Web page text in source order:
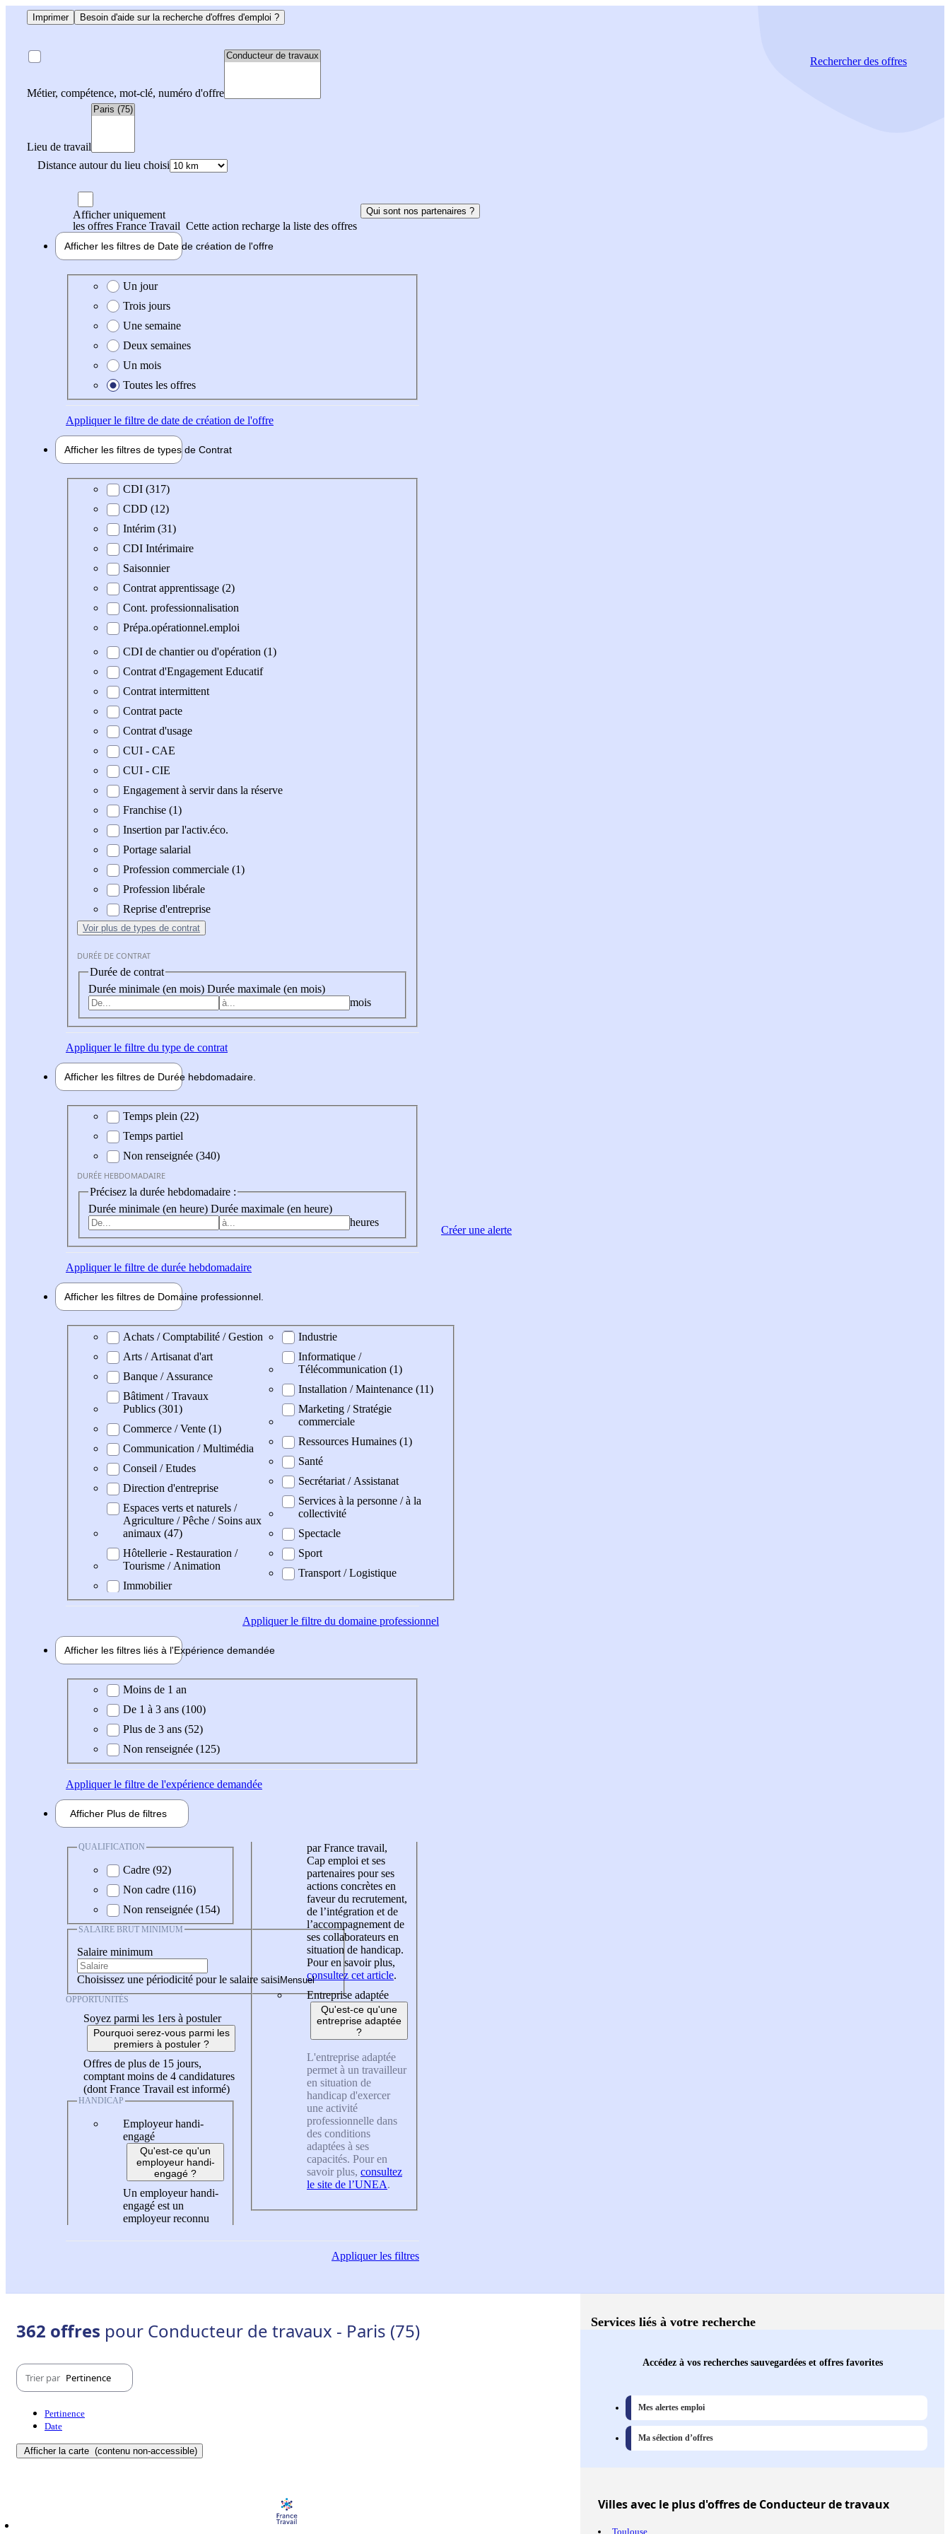
Imprimer Besoin d'aide sur la recherche d'offres d'emploi ?
Métier, compétence, mot-clé, numéro d'offre
Lieu de travail
Distance autour du lieu choisi
Rechercherdes offres
Afficher uniquement
les offres France Travail Cette action recharge la liste des offres
Qui sont nos partenaires ?
Afficher les filtres de Date de création de l'offre
Date de création de l'offre
Un jour
Trois jours
Une semaine
Deux semaines
Un mois
Toutes les offres
Appliquerle filtre de date de création de l'offre
Afficher les filtres de types de Contrat
Type de contratCDI (317)
CDD (12)
Intérim (31)
CDI Intérimaire
Saisonnier
Contrat apprentissage (2)
Cont. professionnalisation
Prépa.opérationnel.emploi
CDI de chantier ou d'opération (1)
Contrat d'Engagement Educatif
Contrat intermittent
Contrat pacte
Contrat d'usage
CUI - CAE
CUI - CIE
Engagement à servir dans la réserve
Franchise (1)
Insertion par l'activ.éco.
Portage salarial
Profession commerciale (1)
Profession libérale
Reprise d'entreprise
Voir plus de types de contrat
DURÉE DE CONTRAT
Durée de contrat
Durée minimale (en mois) Durée maximale (en mois)
mois
Appliquerle filtre du type de contrat
Afficher les filtres de Durée hebdomadaire
Durée hebdomadaire
Temps plein (22)
Temps partiel
Non renseignée (340)
DURÉE HEBDOMADAIRE
Précisez la durée hebdomadaire :
Durée minimale (en heure) Durée maximale (en heure)
heures
Appliquerle filtre de durée hebdomadaire
Afficher les filtres de Domaine professionnel
Domaine professionel
Achats / Comptabilité / Gestion
Arts / Artisanat d'art
Banque / Assurance
Bâtiment / Travaux
Publics (301)
Commerce / Vente (1)
Communication / Multimédia
Conseil / Etudes
Direction d'entreprise
Espaces verts et naturels /
Agriculture / Pêche / Soins aux
animaux (47)
Hôtellerie - Restauration /
Tourisme / Animation
Immobilier
Industrie
Informatique /
Télécommunication (1)
Installation / Maintenance (11)
Marketing / Stratégie
commerciale
Ressources Humaines (1)
Santé
Secrétariat / Assistanat
Services à la personne / à la
collectivité
Spectacle
Sport
Transport / Logistique
Appliquerle filtre du domaine professionnel
Afficher les filtres liés à l'Expérience demandée
Expérience demandée
Moins de 1 an
De 1 à 3 ans (100)
Plus de 3 ans (52)
Non renseignée (125)
Appliquerle filtre de l'expérience demandée
Afficher Plus de filtres
QUALIFICATION
Cadre (92)
Non cadre (116)
Non renseignée (154)
SALAIRE BRUT MINIMUM
Salaire minimum
Choisissez une périodicité pour le salaire saisi
OPPORTUNITÉS
Soyez parmi les 1ers à postuler
Pourquoi serez-vous parmi les
premiers à postuler ?
Offres de plus de 15 jours,
comptant moins de 4 candidatures
(dont France Travail est informé)
HANDICAP
Employeur handi-
engagé
Qu'est-ce qu'un
employeur handi-
engagé ?
Un employeur handi-
engagé est un
employeur reconnu
par France travail,
Cap emploi et ses
partenaires pour ses
actions concrètes en
faveur du recrutement,
de l’intégration et de
l’accompagnement de
ses collaborateurs en
situation de handicap.
Pour en savoir plus,
consultez cet article.
Entreprise adaptée
Qu'est-ce qu'une
entreprise adaptée
?
L'entreprise adaptée
permet à un travailleur
en situation de
handicap d'exercer
une activité
professionnelle dans
des conditions
adaptées à ses
capacités. Pour en
savoir plus, consultez
le site de l’UNEA.
Appliquerles filtres
Créer une alerte
362 offres pour Conducteur de travaux - Paris (75)
Trier par Pertinence
Pertinence
Date
Afficher la carte (contenu non-accessible)
Services liés à votre recherche
Accédez à vos recherches sauvegardées et offres favorites
Mes alertes emploi
Ma sélection d’offres
Villesavec le plus d'offres de Conducteur de travaux
Toulouse